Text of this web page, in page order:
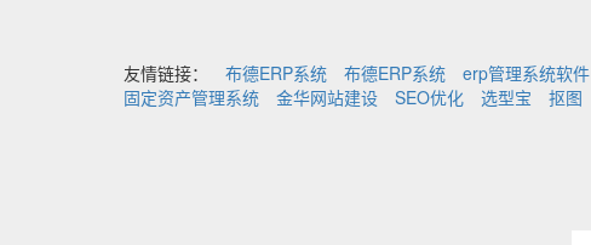
友情链接： 布德ERP系统 布德ERP系统 erp管理系统软件
固定资产管理系统
金华网站建设 SEO优化 选型宝 抠图